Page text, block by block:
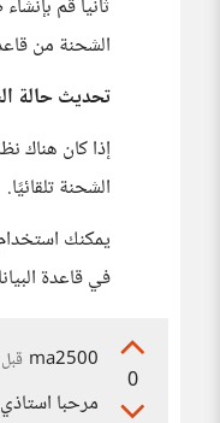
ثانياً قم
الشحنة من
تحديث حالة
إذا كان هناك
الشحنة تلقائيًا.
في قاعدة
0
ma2500 قبل 3 سنوات
مرحبا